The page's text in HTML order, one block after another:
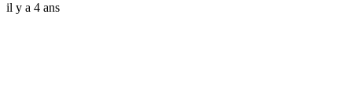
il y a 4 ans